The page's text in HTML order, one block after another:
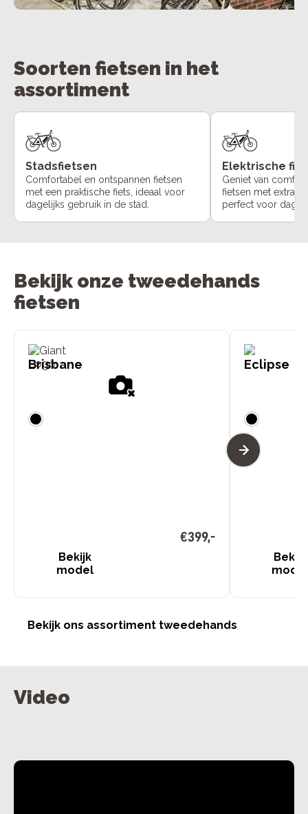
Soorten fietsen in het
assortiment
Stadsfietsen
Comfortabel en ontspannen fietsen
met een praktische fiets, ideaal voor
dagelijks gebruik in de stad.
Elektrische
Geniet van
fietsen met extra
perfect voor
Bekijk onze tweedehands
fietsen
Brisbane
€399,-
Bekijk
model
Eclipse
Bekijk
Bekijk ons assortiment tweedehands
Video